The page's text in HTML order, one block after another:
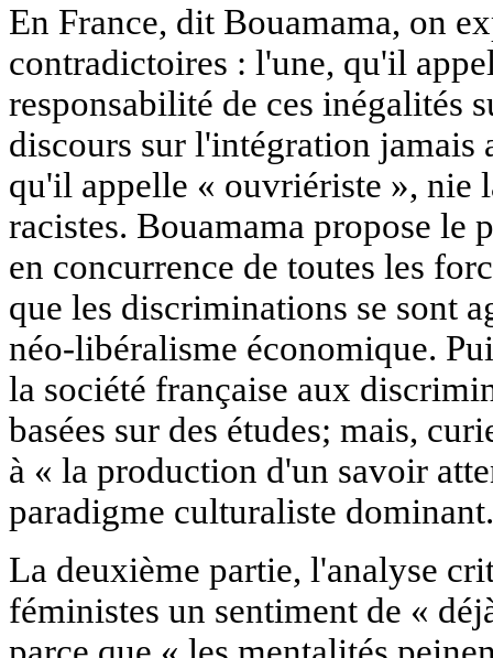
En France, dit Bouamama, on
contradictoires : l'une, qu'il
responsabilité de ces inégalités
discours sur l'intégration jamais
qu'il appelle « ouvriériste », nie
racistes. Bouamama propose
en concurrence de toutes les
que les discriminations se sont
néo-libéralisme économique.
la société française aux
basées sur des études; mais,
à « la production d'un savoir
paradigme culturaliste dominant.
La deuxième partie, l'analyse
féministes un sentiment de «